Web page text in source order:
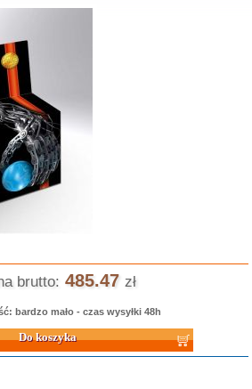
brutto: 485.47 zł
bardzo mało - czas wysyłki 48h